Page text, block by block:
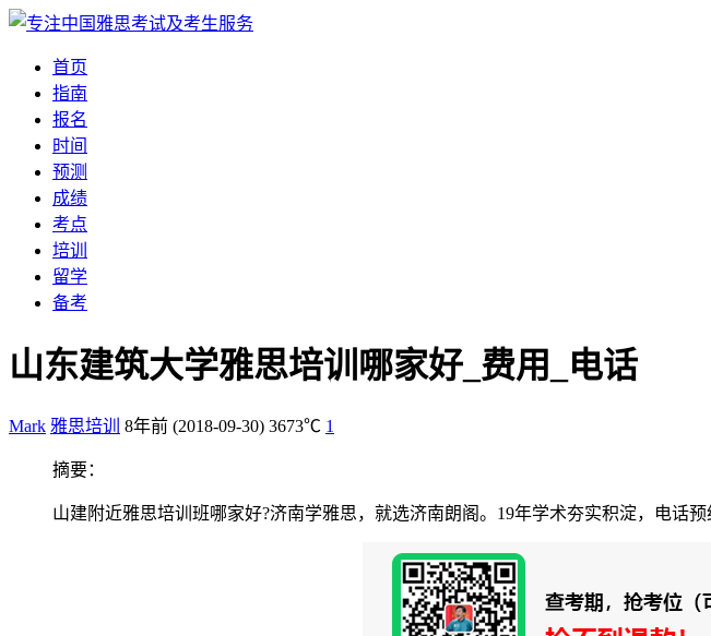
首页
指南
报名
时间
预测
成绩
考点
培训
留学
备考
山东建筑大学雅思培训哪家好_费用_电话
Mark 雅思培训 8年前 (2018-09-30) 3673℃ 1
摘要：
山建附近雅思培训班哪家好?济南学雅思，就选济南朗阁。19年学术夯实积淀，电话